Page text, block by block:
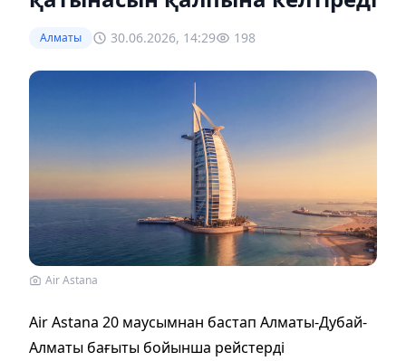
Алматы 30.06.2026, 14:29 198
Air Astana
Air Astana 20 маусымнан бастап Алматы-Дубай-
Алматы бағыты бойынша рейстерді